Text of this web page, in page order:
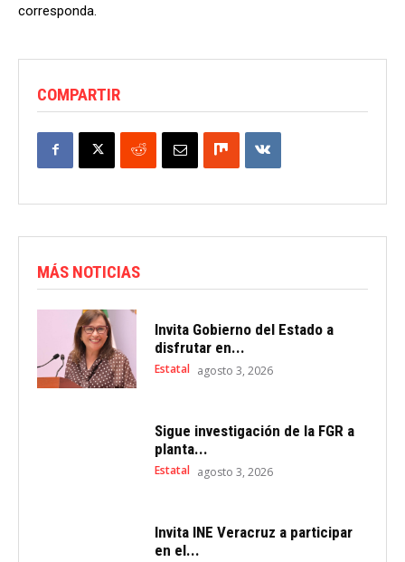
corresponda.
COMPARTIR
MÁS NOTICIAS
Invita Gobierno del Estado a
disfrutar en...
Estatal agosto 3, 2026
Sigue investigación de la FGR a
planta...
Estatal agosto 3, 2026
Invita INE Veracruz a participar
en el...